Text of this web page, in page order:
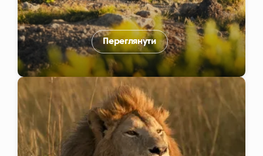
Переглянути